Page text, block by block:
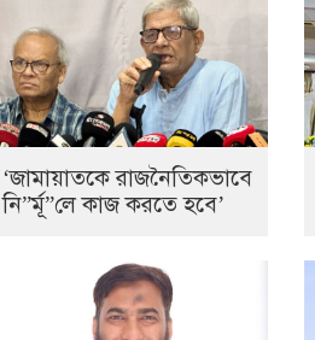
‘জামায়াতকে রাজনৈতিকভাবে
নি”র্মূ”লে কাজ করতে হবে’